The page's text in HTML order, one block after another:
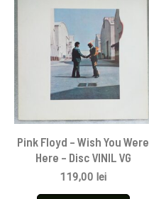
Pink Floyd ‎– Wish You Were
Here – Disc VINIL VG
119,00 lei